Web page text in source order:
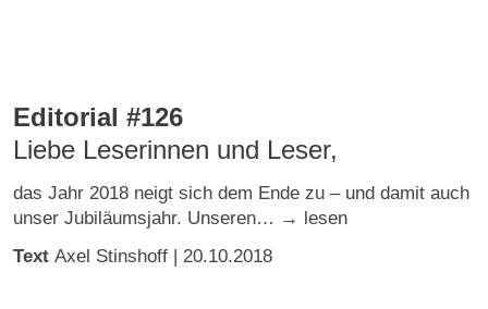
Editorial #126
Liebe Leserinnen und Leser,
das Jahr 2018 neigt sich dem Ende zu – und damit auch
unser Jubiläumsjahr. Unseren… → lesen
Text Axel Stinshoff | 20.10.2018